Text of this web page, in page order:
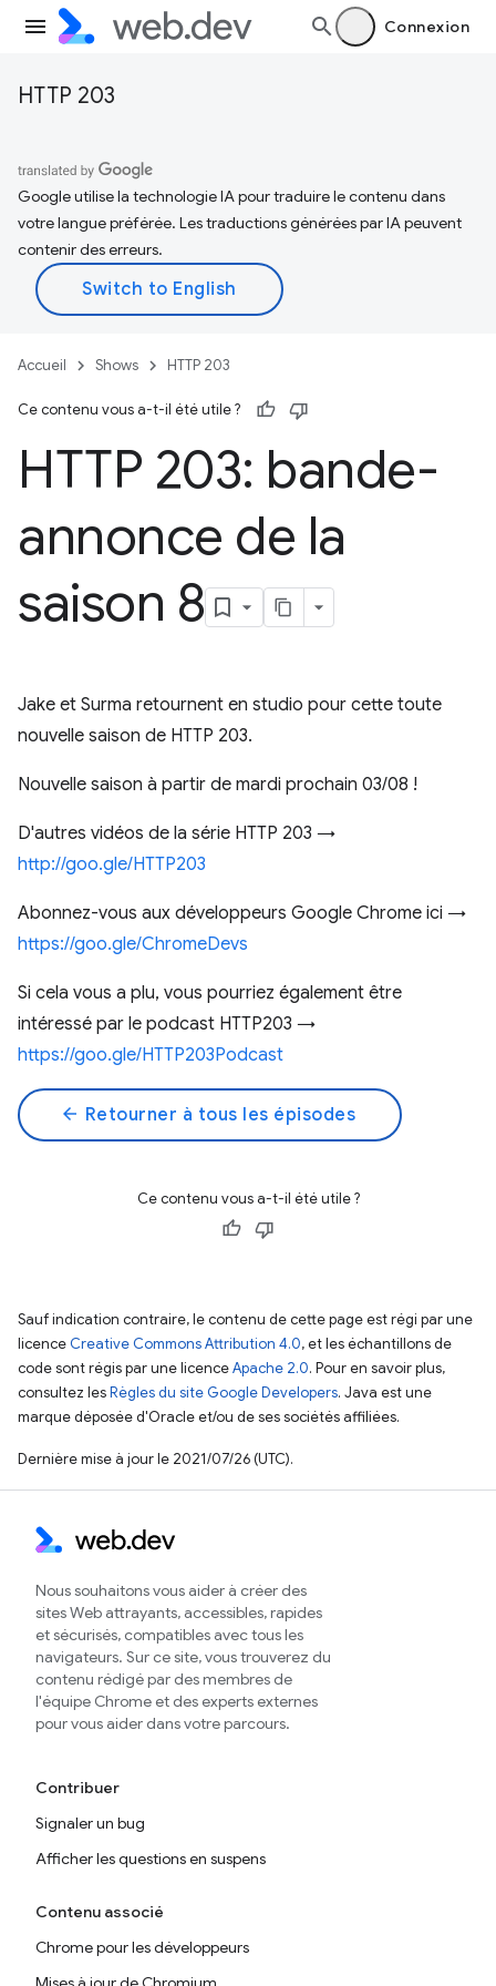
Connexion
HTTP 203
Google utilise la technologie IA pour traduire le contenu dans
votre langue préférée. Les traductions générées par IA peuvent
contenir des erreurs.
Accueil Shows HTTP 203
Ce contenu vous a-t-il été utile ?
HTTP 203: bande-
annonce de la
saison 8
Jake et Surma retournent en studio pour cette toute
nouvelle saison de HTTP 203.
Nouvelle saison à partir de mardi prochain 03/08 !
D'autres vidéos de la série HTTP 203 →
http://goo.gle/HTTP203
Abonnez-vous aux développeurs Google Chrome ici →
https://goo.gle/ChromeDevs
Si cela vous a plu, vous pourriez également être
intéressé par le podcast HTTP203 →
https://goo.gle/HTTP203Podcast
arrow_back Retourner à tous les épisodes
Ce contenu vous a-t-il été utile ?
Sauf indication contraire, le contenu de cette page est régi par une
licence Creative Commons Attribution 4.0, et les échantillons de
code sont régis par une licenceApache 2.0. Pour en savoir plus,
consultez lesRègles du site Google Developers. Java est une
marque déposée d'Oracle et/ou de ses sociétés affiliées.
Dernière mise à jour le 2021/07/26 (UTC).
Nous souhaitons vous aider à créer des
sites Web attrayants, accessibles, rapides
et sécurisés, compatibles avec tous les
navigateurs. Sur ce site, vous trouverez du
contenu rédigé par des membres de
l'équipe Chrome et des experts externes
pour vous aider dans votre parcours.
Contribuer
Signaler un bug
Afficher les questions en suspens
Contenu associé
Chrome pour les développeurs